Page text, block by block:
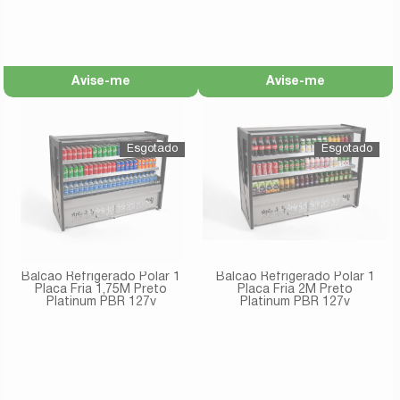
Avise-me Avise-me
Balcão Refrigerado Polar 1
Placa Fria 1,75M Preto
Platinum PBR 127v
Balcão Refrigerado Polar 1
Placa Fria 2M Preto
Platinum PBR 127v